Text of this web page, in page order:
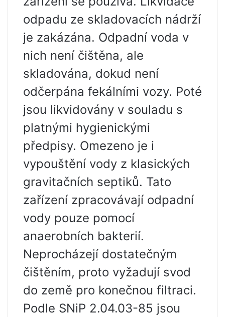
odpadu ze skladovacích nádrží
je zakázána. Odpadní voda v
nich není čištěna, ale
skladována, dokud není
odčerpána fekálními vozy. Poté
jsou likvidovány v souladu s
platnými hygienickými
předpisy. Omezeno je i
vypouštění vody z klasických
gravitačních septiků. Tato
zařízení zpracovávají odpadní
vody pouze pomocí
anaerobních bakterií.
Neprocházejí dostatečným
čištěním, proto vyžadují svod
do země pro konečnou filtraci.
Podle SNiP 2.04.03-85 jsou